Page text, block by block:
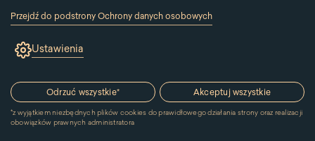
Przesuwając suwak w prawą stronę aktywujesz zgodę na
konkretne ciasteczko. Przesuwając suwak w lewą stronę
wyłączasz taką zgodę.
Przejdź do podstrony Ochrony danych osobowych
(link
się
oknie)
Ustawienia
Odrzuć wszystkie*
*z wyjątkiem niezbędnych plików cookies do prawidłowego działania strony oraz realizacji
obowiązków prawnych administratora
Akceptuj wszystkie
Kontakt
MUZEUM PAŁACU